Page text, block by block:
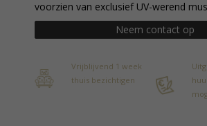
voorzien van exclusief UV-werend
Neem contact op
Vrijblijvend 1 week
thuis bezichtigen